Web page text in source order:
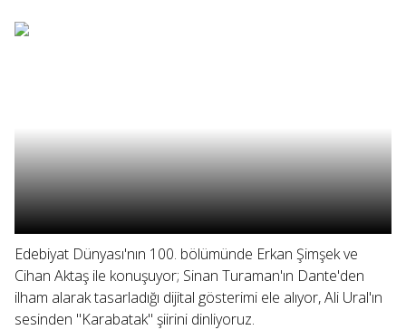
Edebiyat Dünyası'nın 100. bölümünde Erkan Şimşek ve
Cihan Aktaş ile konuşuyor; Sinan Turaman'ın Dante'den
ilham alarak tasarladığı dijital gösterimi ele alıyor, Ali Ural'ın
sesinden "Karabatak" şiirini dinliyoruz.